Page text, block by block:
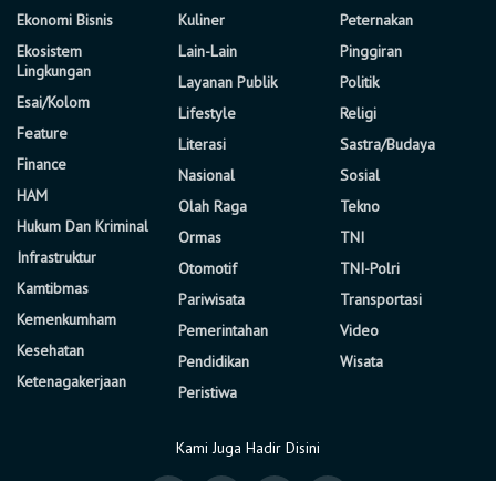
Ekonomi Bisnis
Ekosistem
Lingkungan
Esai/Kolom
Feature
Finance
HAM
Hukum Dan Kriminal
Infrastruktur
Kamtibmas
Kemenkumham
Kesehatan
Ketenagakerjaan
Kuliner
Lain-Lain
Layanan Publik
Lifestyle
Literasi
Nasional
Olah Raga
Ormas
Otomotif
Pariwisata
Pemerintahan
Pendidikan
Peristiwa
Peternakan
Pinggiran
Politik
Religi
Sastra/Budaya
Sosial
Tekno
TNI
TNI-Polri
Transportasi
Video
Wisata
Kami Juga Hadir Disini